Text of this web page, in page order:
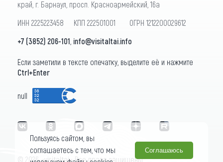
край, г. Барнаул, просп. Красноармейский, 16а
ИНН 2225223458 КПП 222501001 ОГРН 1212200029612
+7 (3852) 206-101 info@visitaltai.info
Если заметили в тексте опечатку, выделите её и нажмите
Ctrl+Enter
null
© 2026 «visitaltai» Все права защищены.
Пользуясь сайтом, вы
соглашаетесь с тем, что мы
Соглашаюсь